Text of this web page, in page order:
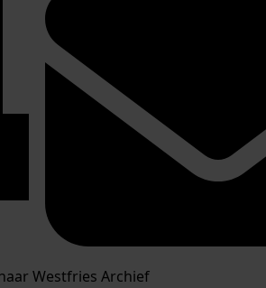
Westfries Archief